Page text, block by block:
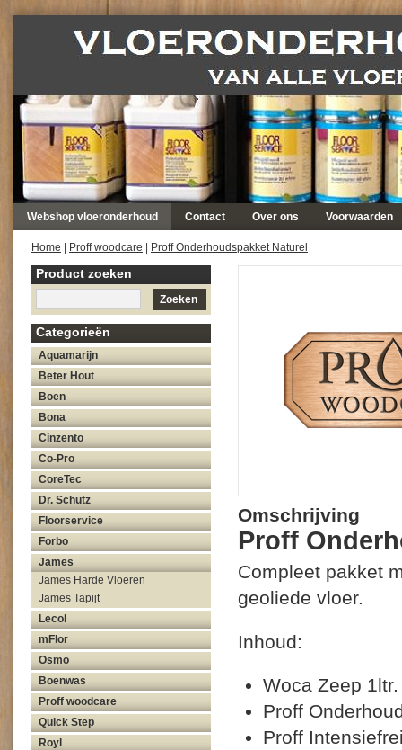
Webshop vloeronderhoud Contact Over ons Voorwaarden
Home Proff woodcare Proff Onderhoudspakket Naturel
Product zoeken
Zoeken
Categorieën
Aquamarijn
Beter Hout
Boen
Bona
Cinzento
Co-Pro
CoreTec
Dr. Schutz
Floorservice
Forbo
James
James Harde Vloeren
James Tapijt
Lecol
mFlor
Osmo
Boenwas
Proff woodcare
Quick Step
Royl
Omschrijving
Proff
Compleet pakket
geoliede vloer.
Inhoud:
Woca Zeep 1ltr.
Proff
Proff